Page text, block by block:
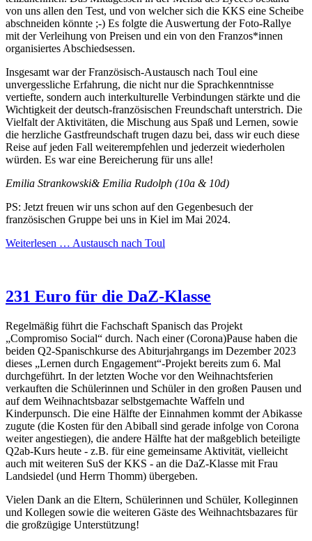
von uns allen den Test, und von welcher sich die KKS eine Scheibe
abschneiden könnte ;-) Es folgte die Auswertung der Foto-Rallye
mit der Verleihung von Preisen und ein von den Franzos*innen
organisiertes Abschiedsessen.
Insgesamt war der Französisch-Austausch nach Toul eine
unvergessliche Erfahrung, die nicht nur die Sprachkenntnisse
vertiefte, sondern auch interkulturelle Verbindungen stärkte und die
Wichtigkeit der deutsch-französischen Freundschaft unterstrich. Die
Vielfalt der Aktivitäten, die Mischung aus Spaß und Lernen, sowie
die herzliche Gastfreundschaft trugen dazu bei, dass wir euch diese
Reise auf jeden Fall weiterempfehlen und jederzeit wiederholen
würden. Es war eine Bereicherung für uns alle!
Emilia Strankowski& Emilia Rudolph (10a & 10d)
PS: Jetzt freuen wir uns schon auf den Gegenbesuch der
französischen Gruppe bei uns in Kiel im Mai 2024.
Weiterlesen … Austausch nach Toul
231 Euro für die DaZ-Klasse
Regelmäßig führt die Fachschaft Spanisch das Projekt
„Compromiso Social“ durch. Nach einer (Corona)Pause haben die
beiden Q2-Spanischkurse des Abiturjahrgangs im Dezember 2023
dieses „Lernen durch Engagement“-Projekt bereits zum 6. Mal
durchgeführt. In der letzten Woche vor den Weihnachtsferien
verkauften die Schülerinnen und Schüler in den großen Pausen und
auf dem Weihnachtsbazar selbstgemachte Waffeln und
Kinderpunsch. Die eine Hälfte der Einnahmen kommt der Abikasse
zugute (die Kosten für den Abiball sind gerade infolge von Corona
weiter angestiegen), die andere Hälfte hat der maßgeblich beteiligte
Q2ab-Kurs heute - z.B. für eine gemeinsame Aktivität, vielleicht
auch mit weiteren SuS der KKS - an die DaZ-Klasse mit Frau
Landsiedel (und Herrn Thomm) übergeben.
Vielen Dank an die Eltern, Schülerinnen und Schüler, Kolleginnen
und Kollegen sowie die weiteren Gäste des Weihnachtsbazares für
die großzügige Unterstützung!